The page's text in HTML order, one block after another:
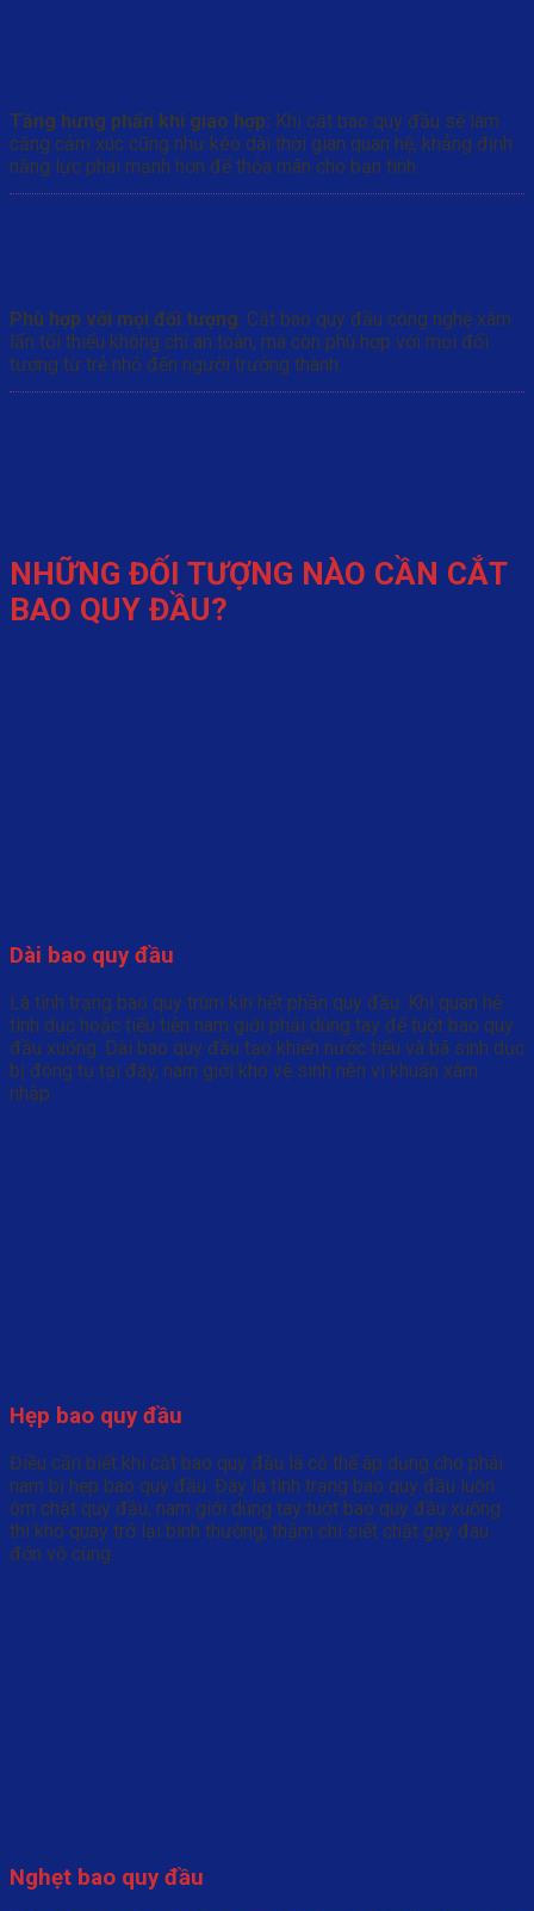
Tăng hưng phấn khi giao hợp: Khi cắt bao quy đầu sẽ làm
căng cảm xúc cũng như kéo dài thời gian quan hệ, khẳng định
năng lực phái mạnh hơn để thỏa mãn cho bạn tình.
Phù hợp với mọi đối tượng: Cắt bao quy đầu công nghệ xâm
lấn tối thiểu không chỉ an toàn, mà còn phù hợp với mọi đối
tượng từ trẻ nhỏ đến người trưởng thành.
NHỮNG ĐỐI TƯỢNG NÀO CẦN CẮT
BAO QUY ĐẦU?
Dài bao quy đầu
Là tình trạng bao quy trùm kín hết phần quy đầu. Khi quan hệ
tình dục hoặc tiểu tiện nam giới phải dùng tay để tuột bao quy
đầu xuống. Dài bao quy đầu tạo khiến nước tiểu và bã sinh dục
bị đóng tụ tại đây, nam giới khó vệ sinh nên vi khuẩn xâm
nhập.
Hẹp bao quy đầu
Điều cần biết khi cắt bao quy đầu là có thể áp dụng cho phái
nam bị hẹp bao quy đầu. Đây là tình trạng bao quy đầu luôn
ôm chặt quy đầu, nam giới dùng tay tuột bao quy đầu xuống
thì khó quay trở lại bình thường, thậm chí siết chặt gây đau
đớn vô cùng.
Nghẹt bao quy đầu